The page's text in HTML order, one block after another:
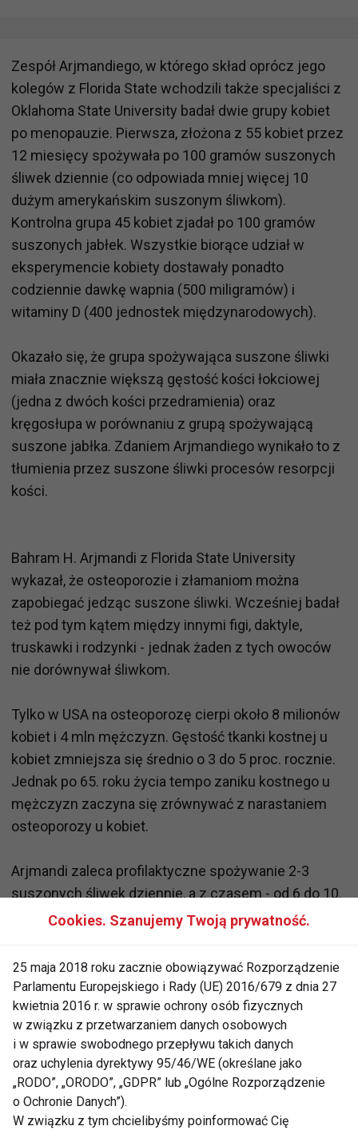
Zespół Arjmandiego, w którego skład oprócz jego
kolegów z Florida State wchodzili także specjaliści z
Oklahoma State University badał dwie grupy kobiet
po menopauzie. Pierwsza, złożona z 55 kobiet przez
12 miesięcy spożywała po 100 gramów suszonych
śliwek dziennie (co odpowiada mniej więcej 10
dużym amerykańskim suszonym śliwkom).
Kontrolna grupa 45 kobiet zjadał po 100 gramów
suszonych jabłek. Wszystkie biorące udział w
eksperymencie kobiety dostawały ponadto
codziennie dawkę wapnia (500 miligramów) i
witaminy D (400 jednostek międzynarodowych).
Okazało się, że grupa spożywająca suszone śliwki
miała znacznie większą gęstość kości łokciowej
(jedna z dwóch kości przedramienia) oraz
kręgosłupa w porównaniu z grupą spożywającą
suszone jabłka. Zdaniem Arjmandiego wynikało to z
tłumienia przez suszone śliwki procesów resorpcji
kości.
Bahram H. Arjmandi z Florida State University
wykazał, że osteoporozie i złamaniom można
zapobiegać jedząc suszone śliwki. Wcześniej badał
też pod tym kątem między innymi figi, daktyle,
truskawki i rodzynki - jednak żaden z tych owoców
nie dorównywał śliwkom.
Tylko w USA na osteoporozę cierpi około 8 milionów
kobiet i 4 mln mężczyzn. Gęstość tkanki kostnej u
kobiet zmniejsza się średnio o 3 do 5 proc. rocznie.
Jednak po 65. roku życia tempo zaniku kostnego u
mężczyzn zaczyna się zrównywać z narastaniem
osteoporozy u kobiet.
Arjmandi zaleca profilaktyczne spożywanie 2-3
suszonych śliwek dziennie, a z czasem - od 6 do 10.
Śliwki mogą być dodawane do wielu potraw.
www.fit.pl
BADANIA NAUKOWCY USA
POZYTYWNE DZIAŁANIE
Cookies. Szanujemy Twoją prywatność.
25 maja 2018 roku zacznie obowiązywać Rozporządzenie
Parlamentu Europejskiego i Rady (UE) 2016/679 z dnia 27
kwietnia 2016 r. w sprawie ochrony osób fizycznych
w związku z przetwarzaniem danych osobowych
i w sprawie swobodnego przepływu takich danych
oraz uchylenia dyrektywy 95/46/WE (określane jako
„RODO”, „ORODO”, „GDPR” lub „Ogólne Rozporządzenie
o Ochronie Danych”).
W związku z tym chcielibyśmy poinformować Cię